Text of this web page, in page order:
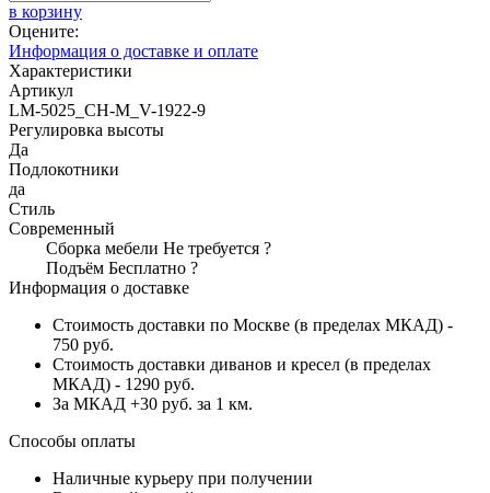
в корзину
Оцените:
Информация о доставке и оплате
Характеристики
Артикул
LM-5025_CH-M_V-1922-9
Регулировка высоты
Да
Подлокотники
да
Стиль
Современный
Сборка мебели Не требуется ?
Подъём Бесплатно ?
Информация о доставке
Стоимость доставки по Москве (в пределах МКАД) -
750 руб.
Стоимость доставки диванов и кресел (в пределах
МКАД) - 1290 руб.
За МКАД +30 руб. за 1 км.
Способы оплаты
Наличные курьеру при получении